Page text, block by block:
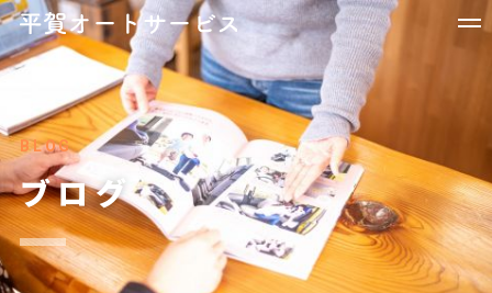
BLOG
ブログ